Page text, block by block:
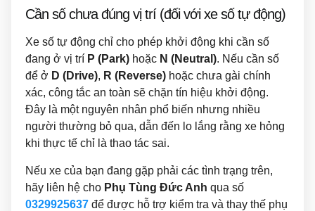
Cần số chưa đúng vị trí (đối với xe số tự động)
Xe số tự động chỉ cho phép khởi động khi cần số
đang ở vị trí P (Park) hoặc N (Neutral). Nếu cần số
để ở D (Drive), R (Reverse) hoặc chưa gài chính
xác, công tắc an toàn sẽ chặn tín hiệu khởi động.
Đây là một nguyên nhân phổ biến nhưng nhiều
người thường bỏ qua, dẫn đến lo lắng rằng xe hỏng
khi thực tế chỉ là thao tác sai.
Nếu xe của bạn đang gặp phải các tình trạng trên,
hãy liên hệ cho Phụ Tùng Đức Anh qua số
0329925637 để được hỗ trợ kiểm tra và thay thế phụ